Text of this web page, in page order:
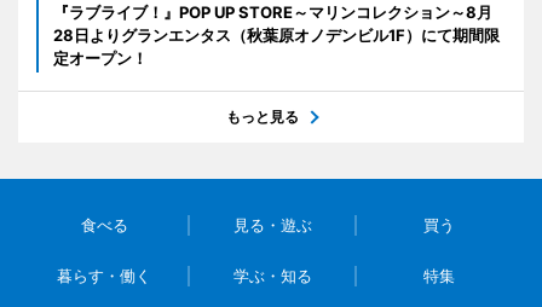
『ラブライブ！』POP UP STORE～マリンコレクション～8月
28日よりグランエンタス（秋葉原オノデンビル1F）にて期間限
定オープン！
もっと見る
食べる 見る・遊ぶ 買う
暮らす・働く 学ぶ・知る 特集